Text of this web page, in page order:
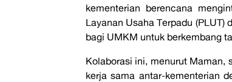
kementerian berencana
Layanan Usaha Terpadu
bagi UMKM untuk berkembang
Kolaborasi ini, menurut Maman,
kerja sama antar-kementerian